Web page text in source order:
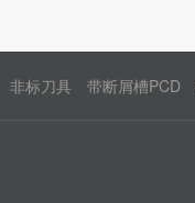
非标刀具 带断屑槽PCD